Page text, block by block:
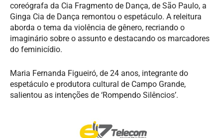
coreógrafa da Cia Fragmento de Dança, de São Paulo, a
Ginga Cia de Dança remontou o espetáculo. A releitura
aborda o tema da violência de gênero, recriando o
imaginário sobre o assunto e destacando os marcadores
do feminicídio.
Maria Fernanda Figueiró, de 24 anos, integrante do
espetáculo e produtora cultural de Campo Grande,
salientou as intenções de ‘Rompendo Silêncios’.